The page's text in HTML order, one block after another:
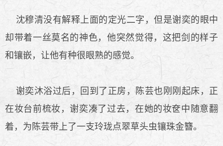
沈穆清没有解释上面的定光二字，但是谢奕的眼中
却带着一丝莫名的神色，他突然觉得，这把剑的样子
和镶嵌，让他有种很眼熟的感觉。
谢奕沐浴过后，回到了正房，陈芸也刚刚起床，正
在妆台前梳妆，谢奕凑了过去，在她的妆奁中随意翻
着，为陈芸带上了一支玲珑点翠草头虫镶珠金簪。